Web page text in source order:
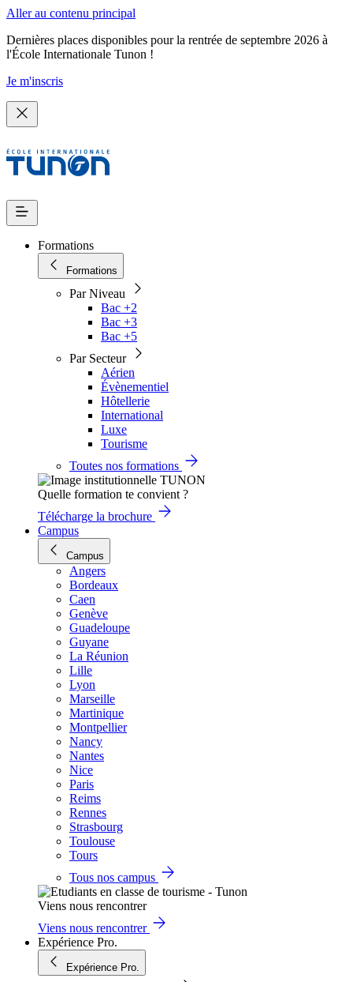
Aller au contenu principal
Dernières places disponibles pour la rentrée de septembre 2026 à
l'École Internationale Tunon !
Je m'inscris
Formations
Formations
Par Niveau
Bac +2
Bac +3
Bac +5
Par Secteur
Aérien
Évènementiel
Hôtellerie
International
Luxe
Tourisme
Toutes nos formations
Quelle formation te convient ?
Télécharge la brochure
Campus
Campus
Angers
Bordeaux
Caen
Genève
Guadeloupe
Guyane
La Réunion
Lille
Lyon
Marseille
Martinique
Montpellier
Nancy
Nantes
Nice
Paris
Reims
Rennes
Strasbourg
Toulouse
Tours
Tous nos campus
Viens nous rencontrer
Viens nous rencontrer
Expérience Pro.
Expérience Pro.